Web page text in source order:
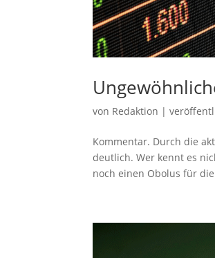
von Redaktion |
Kommentar. Durch die
deutlich. Wer kennt es
noch einen Obolus für